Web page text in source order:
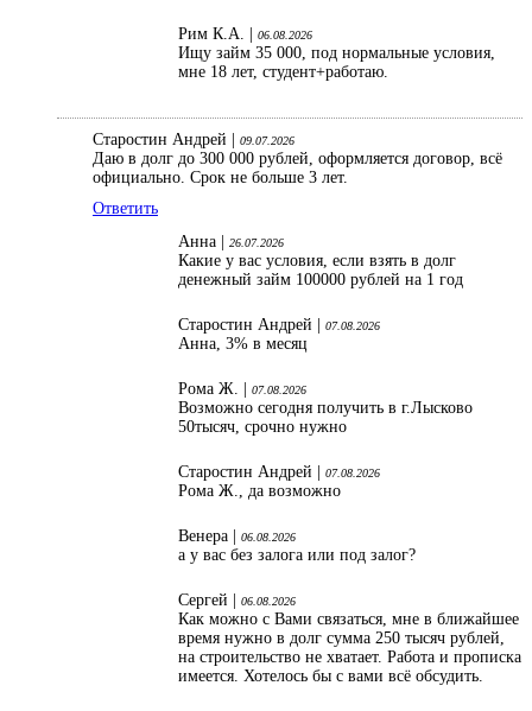
Рим К.А. | 06.08.2026
Ищу займ 35 000, под нормальные условия,
мне 18 лет, студент+работаю.
Старостин Андрей | 09.07.2026
Даю в долг до 300 000 рублей, оформляется договор, всё
официально. Срок не больше 3 лет.
Ответить
Анна |
26.07.2026
Какие у вас условия, если взять в долг
денежный займ 100000 рублей на 1 год
Старостин Андрей | 07.08.2026
Анна, 3% в месяц
Рома Ж. | 07.08.2026
Возможно сегодня получить в г.Лысково
50тысяч, срочно нужно
Старостин Андрей | 07.08.2026
Рома Ж., да возможно
Венера | 06.08.2026
а у вас без залога или под залог?
Сергей | 06.08.2026
Как можно с Вами связаться, мне в ближайшее
время нужно в долг сумма 250 тысяч рублей,
на строительство не хватает. Работа и прописка
имеется. Хотелось бы с вами всё обсудить.